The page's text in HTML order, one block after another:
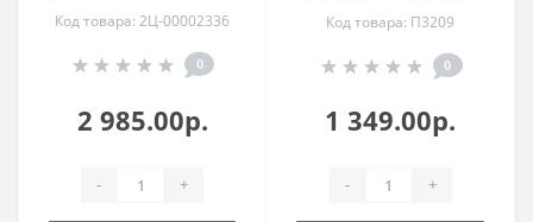
Код товара: 2Ц-00002336
0
2 985.00р.
- +
Код товара: П3209
0
1 349.00р.
- +